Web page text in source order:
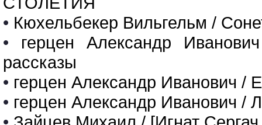
• Кюхельбекер Вильгельм /
• герцен Александр
рассказы
• герцен Александр Иванович /
• герцен Александр Иванович /